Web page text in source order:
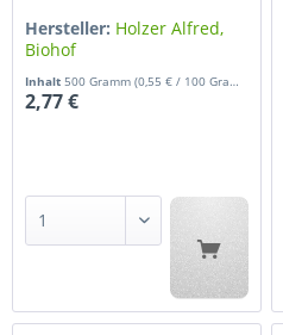
Hersteller: Holzer Alfred,
Biohof
Inhalt500 Gramm(0,55 € / 100 Gramm)
2,77 €